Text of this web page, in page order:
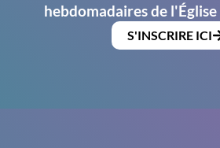
hebdomadaires de
S'INSCRIRE ICI